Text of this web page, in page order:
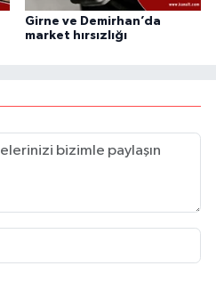
Girne ve Demirhan’da
market hırsızlığı